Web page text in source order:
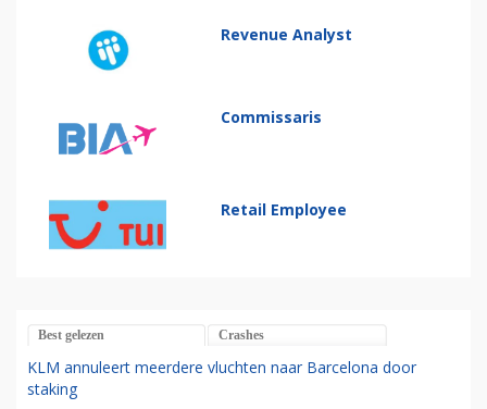
Revenue Analyst
Commissaris
Retail Employee
Best gelezen Crashes
KLM annuleert meerdere vluchten naar Barcelona door
staking